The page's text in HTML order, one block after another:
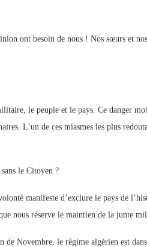
ont besoin de nous ! Nos sœurs et
le peuple et le pays. Ce danger
L’un de ces miasmes les plus
le Citoyen ?
manifeste d’exclure le pays de
nous réserve le maintien de la junte
Novembre, le régime algérien est